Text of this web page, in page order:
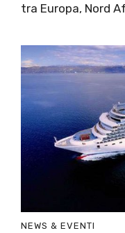
tra Europa, Nord
NEWS & EVENTI